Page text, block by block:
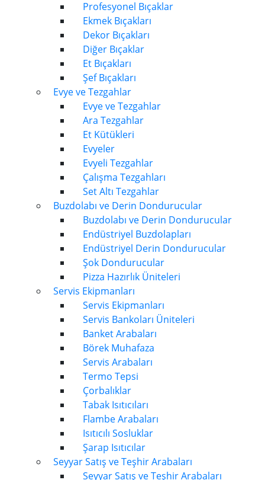
Profesyonel Bıçaklar
Ekmek Bıçakları
Dekor Bıçakları
Diğer Bıçaklar
Et Bıçakları
Şef Bıçakları
Evye ve Tezgahlar
Evye ve Tezgahlar
Ara Tezgahlar
Et Kütükleri
Evyeler
Evyeli Tezgahlar
Çalışma Tezgahları
Set Altı Tezgahlar
Buzdolabı ve Derin Dondurucular
Buzdolabı ve Derin Dondurucular
Endüstriyel Buzdolapları
Endüstriyel Derin Dondurucular
Şok Dondurucular
Pizza Hazırlık Üniteleri
Servis Ekipmanları
Servis Ekipmanları
Servis Bankoları Üniteleri
Banket Arabaları
Börek Muhafaza
Servis Arabaları
Termo Tepsi
Çorbalıklar
Tabak Isıtıcıları
Flambe Arabaları
Isıtıcılı Sosluklar
Şarap Isıtıcılar
Seyyar Satış ve Teşhir Arabaları
Seyyar Satış ve Teşhir Arabaları